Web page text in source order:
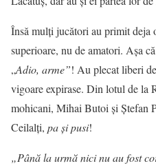
Însă mulți jucători au primit deja
superioare, nu de amatori. Așa
„Adio, arme”! Au plecat liberi
vigoare expirase. Din lotul de la
mohicani, Mihai Butoi şi Ştefan
Ceilalţi, pa și pusi!
„Până la urmă nici nu au fost